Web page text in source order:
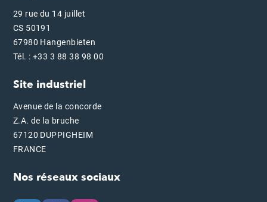
29 rue du 14 juillet
CS 50191
67980 Hangenbieten
Tél. : +33 3 88 38 98 00
Site industriel
Avenue de la concorde
Z.A. de la bruche
67120 DUPPIGHEIM
FRANCE
Nos réseaux sociaux